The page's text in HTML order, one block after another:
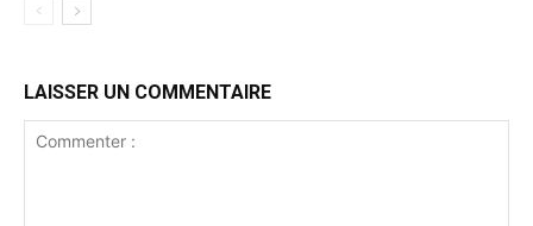
LAISSER UN COMMENTAIRE